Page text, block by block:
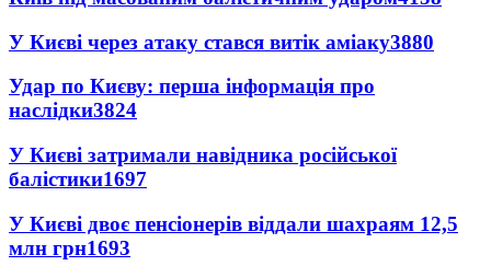
У Києві через атаку стався витік аміаку3880
Удар по Києву: перша інформація про
наслідки3824
У Києві затримали навідника російської
балістики1697
У Києві двоє пенсіонерів віддали шахраям 12,5
млн грн1693